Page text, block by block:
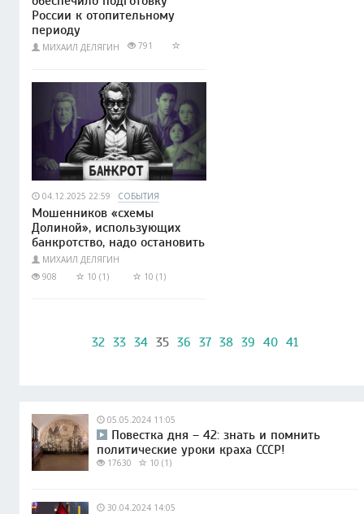
России к отопительному
периоду
МИХАИЛ ДЕЛЯГИН 791
04.12.2025 22:59 СОБЫТИЯ
Мошенников «схемы
Долиной», использующих
банкротство, надо остановить
МИХАИЛ ДЕЛЯГИН
908
10 (1) 10 (1)
32 33 34 35 36 37 38 39 40 41
05.05.2024 11:05
Повестка дня – 42: знать и помнить
политические уроки краха СССР!
17630 10 (1)
30.04.2024 14:05